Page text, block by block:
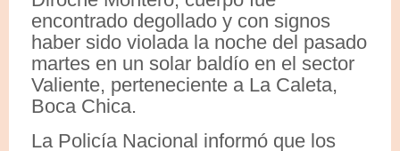
encontrado degollado y con signos
haber sido violada la noche del pasado
martes en un solar baldío en el sector
Valiente, perteneciente a La Caleta,
Boca Chica.
La Policía Nacional informó que los